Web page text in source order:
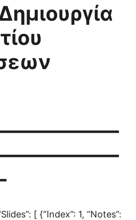
[ {“Index”: 1, “Notes”: